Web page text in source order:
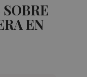
EN